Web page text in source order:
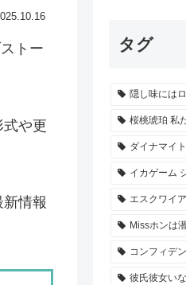
トー
式や更
情報
タグ
隠し味には
桜桃琥珀 私
ダイナマイ
イカゲーム
エスクワイ
Missホンは
コンフィデ
彼氏彼女い